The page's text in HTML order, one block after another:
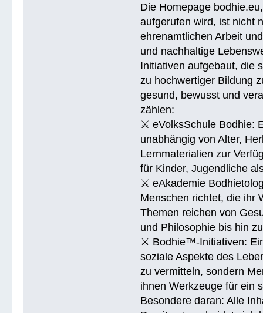
Die Homepage
aufgerufen wird, ist nicht
ehrenamtlichen Arbeit
und nachhaltige
Initiativen aufgebaut, die
zu hochwertiger Bildung
gesund, bewusst und
zählen:
⚔ eVolksSchule Bodhie:
unabhängig von Alter,
Lernmaterialien zur
für Kinder, Jugendliche
⚔ eAkademie
Menschen richtet, die ihr
Themen reichen von
und Philosophie bis hin
⚔ Bodhie™-Initiativen:
soziale Aspekte des
zu vermitteln, sondern
ihnen Werkzeuge für ein
Besondere daran: Alle